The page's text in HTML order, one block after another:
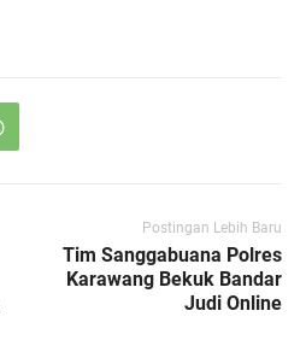
Postingan Lebih Baru
Tim Sanggabuana Polres
Karawang Bekuk Bandar
Judi Online